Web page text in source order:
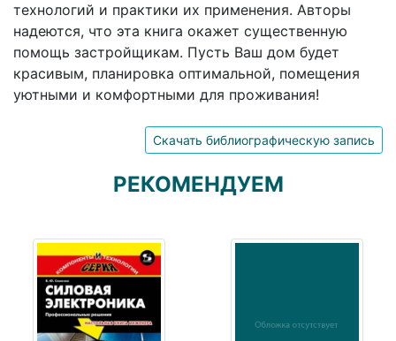
технологий и практики их применения. Авторы
надеются, что эта книга окажет существенную
помощь застройщикам. Пусть Ваш дом будет
красивым, планировка оптимальной, помещения
уютными и комфортными для проживания!
Скачать библиографическую запись
РЕКОМЕНДУЕМ